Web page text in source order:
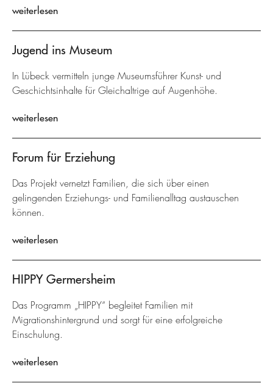
weiterlesen
Jugend ins Museum
In Lübeck vermitteln junge Museumsführer Kunst- und
Geschichtsinhalte für Gleichaltrige auf Augenhöhe.
weiterlesen
Forum für Erziehung
Das Projekt vernetzt Familien, die sich über einen
gelingenden Erziehungs- und Familienalltag austauschen
können.
weiterlesen
HIPPY Germersheim
Das Programm „HIPPY“ begleitet Familien mit
Migrationshintergrund und sorgt für eine erfolgreiche
Einschulung.
weiterlesen